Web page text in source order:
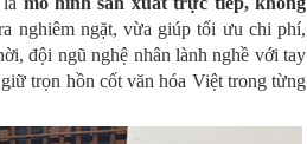
nghiêm ngặt, vừa giúp tối ưu chi phí,
đội ngũ nghệ nhân lành nghề với tay
trọn hồn cốt văn hóa Việt trong từng